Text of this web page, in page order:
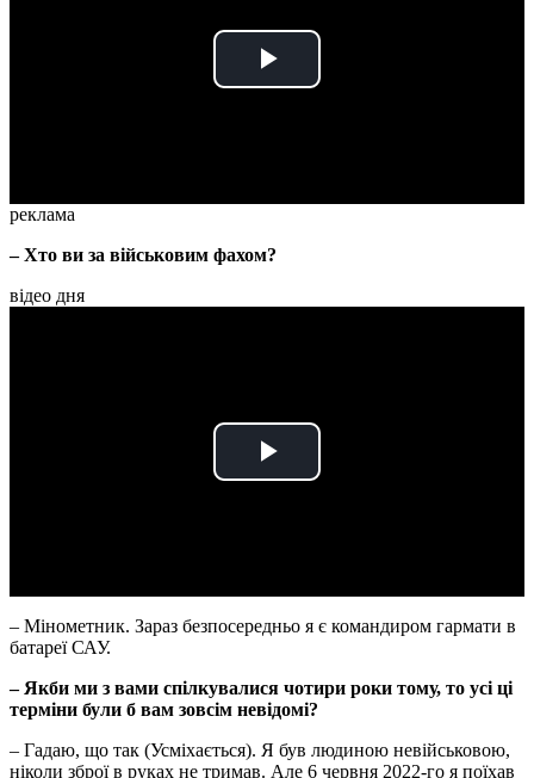
Play
реклама
– Хто ви за військовим фахом?
відео дня
Play
– Мінометник. Зараз безпосередньо я є командиром гармати в
батареї САУ.
– Якби ми з вами спілкувалися чотири роки тому, то усі ці
терміни були б вам зовсім невідомі?
– Гадаю, що так (Усміхається). Я був людиною невійськовою,
ніколи зброї в руках не тримав. Але 6 червня 2022-го я поїхав